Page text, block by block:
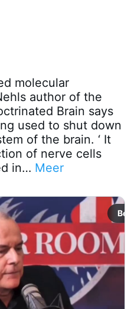
molecular
author of the
Brain says
used to shut down
of the brain. ‘ It
of nerve cells
in… Meer